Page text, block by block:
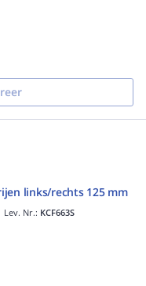
links/rechts 125 mm
Lev. Nr.: KCF663S